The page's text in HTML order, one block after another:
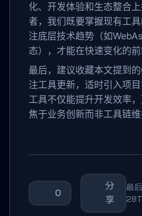
化、开发体验和生态整合
者，我们既要掌握现有工
注底层技术趋势（如
态），才能在快速变化的前
最后，建议收藏本文提到
注工具更新，适时引入项
工具不仅能提升开发效率
焦于业务创新而非工具链维
0
分
享
最